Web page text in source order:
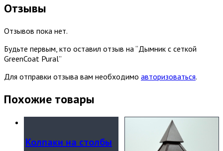
Отзывы
Отзывов пока нет.
Будьте первым, кто оставил отзыв на “Дымник с сеткой
GreenCoat Pural”
Для отправки отзыва вам необходимо авторизоваться.
Похожие товары
Колпаки на столбы